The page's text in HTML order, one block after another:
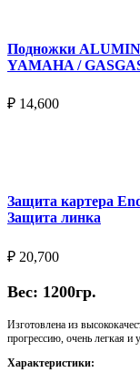
Подножки
YAMAHA /
₽ 14,600
Защита картера
Защита линка
₽ 20,700
Вес: 1200гр.
Изготовлена из
прогрессию, очень легкая и
Характеристики: